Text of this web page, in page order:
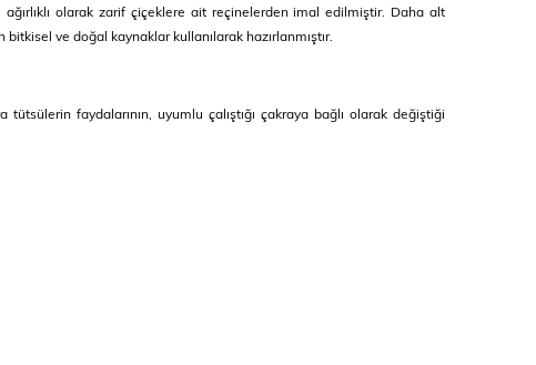
olarak zarif çiçeklere ait reçinelerden imal edilmiştir. Daha alt
ve doğal kaynaklar kullanılarak hazırlanmıştır.
faydalarının, uyumlu çalıştığı çakraya bağlı olarak değiştiği